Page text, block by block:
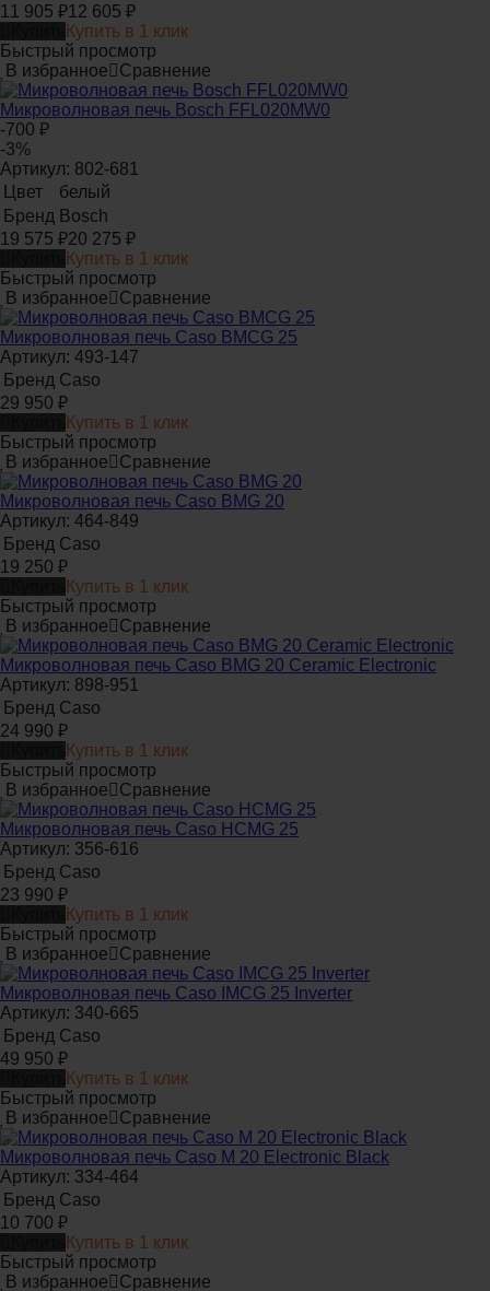
11 905 ₽12 605 ₽
Купить в 1 клик
Быстрый просмотр
В избранное
Сравнение
Микроволновая печь Bosch FFL020MW0
-700 ₽
-3%
Артикул: 802-681
Цвет
белый
Бренд Bosch
19 575 ₽20 275 ₽
Купить в 1 клик
Быстрый просмотр
В избранное
Сравнение
Микроволновая печь Caso BMCG 25
Артикул: 493-147
Бренд Caso
29 950 ₽
Купить в 1 клик
Быстрый просмотр
В избранное
Сравнение
Микроволновая печь Caso BMG 20
Артикул: 464-849
Бренд Caso
19 250 ₽
Купить в 1 клик
Быстрый просмотр
В избранное
Сравнение
Микроволновая печь Caso BMG 20 Ceramic Electronic
Артикул: 898-951
Бренд Caso
24 990 ₽
Купить в 1 клик
Быстрый просмотр
В избранное
Сравнение
Микроволновая печь Caso HCMG 25
Артикул: 356-616
Бренд Caso
23 990 ₽
Купить в 1 клик
Быстрый просмотр
В избранное
Сравнение
Микроволновая печь Caso IMCG 25 Inverter
Артикул: 340-665
Бренд Caso
49 950 ₽
Купить в 1 клик
Быстрый просмотр
В избранное
Сравнение
Микроволновая печь Caso M 20 Electronic Black
Артикул: 334-464
Бренд Caso
10 700 ₽
Купить в 1 клик
Быстрый просмотр
В избранное
Сравнение